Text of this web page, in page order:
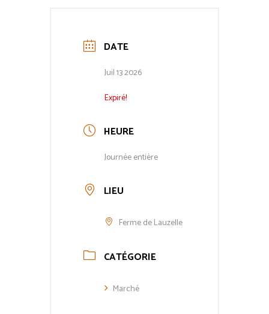
DATE
Juil 13 2026
Expiré!
HEURE
Journée entière
LIEU
Ferme de Lauzelle
CATÉGORIE
Marché